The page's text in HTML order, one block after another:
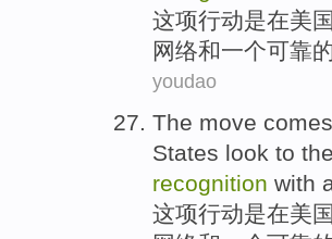
这项行动是在美国
网络和一个可靠
youdao
The move comes
States look to the
recognition with
这项行动是在美国